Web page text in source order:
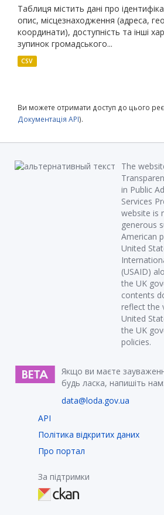
Таблиця містить дані про
опис, місцезнаходження (адреса,
координати), доступність та інші
зупинок громадського...
CSV
Ви можете отримати доступ до цього
Документація API).
The
in Public
Services
website is
generous
American
United
(USAID)
the UK
contents
reflect the
United
the UK
policies.
Якщо ви маєте
будь ласка, напишіть нам:
data@loda.gov.ua
API
Політика відкритих даних
Про портал
За підтримки